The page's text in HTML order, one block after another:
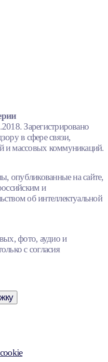
Зарегистрировано
в сфере связи,
и массовых коммуникаций.
опубликованные на сайте,
и
об интеллектуальной
фото, аудио и
с согласия